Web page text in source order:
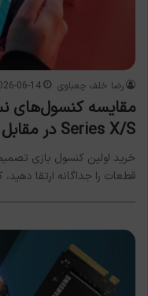
رضا خلف چعباوی 06-14
Series X/S در مقابل Switch 2
خرید اولین کنسول بازی
قطعات را جداگانه ارتقا